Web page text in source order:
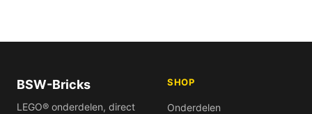
BSW-Bricks
LEGO® onderdelen, direct
SHOP
Onderdelen